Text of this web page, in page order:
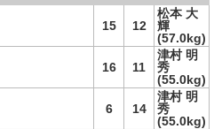
15 12
松本 大
輝
(57.0kg)
16 11
津村 明
秀
(55.0kg)
6 14
津村 明
秀
(55.0kg)